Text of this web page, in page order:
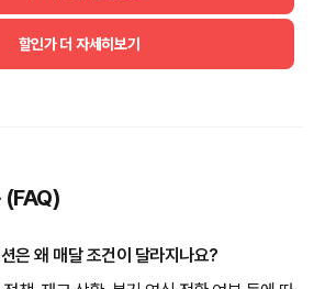
할인가 더 자세히보기
(FAQ)
은 왜 매달 조건이 달라지나요?